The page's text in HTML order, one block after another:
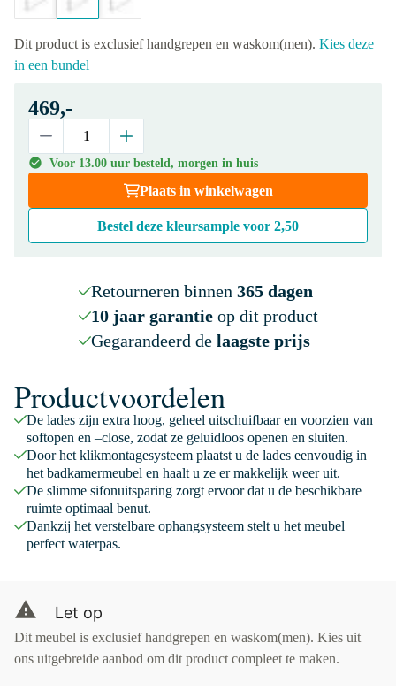
Dit product is exclusief handgrepen en waskom(men). Kies deze
in een bundel
469,-
Voor 13.00 uur besteld, morgen in huis
Plaats in winkelwagen
Bestel deze kleursample voor 2,50
Retourneren binnen 365 dagen
10 jaar garantieop dit product
Gegarandeerd de laagste prijs
Productvoordelen
De lades zijn extra hoog, geheel uitschuifbaar en voorzien van
softopen en –close, zodat ze geluidloos openen en sluiten.
Door het klikmontagesysteem plaatst u de lades eenvoudig in
het badkamermeubel en haalt u ze er makkelijk weer uit.
De slimme sifonuitsparing zorgt ervoor dat u de beschikbare
ruimte optimaal benut.
Dankzij het verstelbare ophangsysteem stelt u het meubel
perfect waterpas.
Let op
Dit meubel is exclusief handgrepen en waskom(men). Kies uit
ons uitgebreide aanbod om dit product compleet te maken.